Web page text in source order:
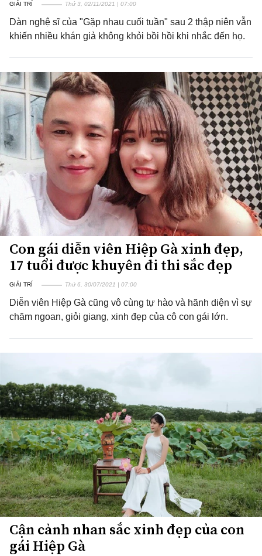
GIẢI TRÍ Thứ 3, 02/11/2021 | 07:00
Dàn nghệ sĩ của "Gặp nhau cuối tuần" sau 2 thập niên vẫn
khiến nhiều khán giả không khỏi bồi hồi khi nhắc đến họ.
Con gái diễn viên Hiệp Gà xinh đẹp,
17 tuổi được khuyên đi thi sắc đẹp
GIẢI TRÍ Thứ 6, 30/07/2021 | 07:00
Diễn viên Hiệp Gà cũng vô cùng tự hào và hãnh diện vì sự
chăm ngoan, giỏi giang, xinh đẹp của cô con gái lớn.
Cận cảnh nhan sắc xinh đẹp của con
gái Hiệp Gà